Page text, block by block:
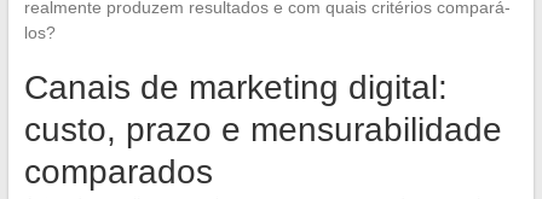
realmente produzem resultados e com quais critérios compará-
los?
Canais de marketing digital:
custo, prazo e mensurabilidade
comparados